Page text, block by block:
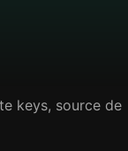
keys, source de